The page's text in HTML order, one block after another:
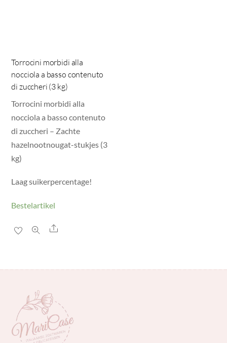
Torrocini morbidi alla
nocciola a basso contenuto
di zuccheri (3 kg)
Torrocini morbidi alla
nocciola a basso contenuto
di zuccheri – Zachte
hazelnootnougat-stukjes (3
kg)
Laag suikerpercentage!
Bestelartikel
Share